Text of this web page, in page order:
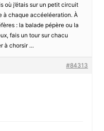
où j’étais sur un petit circuit
à chaque accéeléeration. À
: la balade pépère ou la
fais un tour sur chacu
à chorsir …
#84313